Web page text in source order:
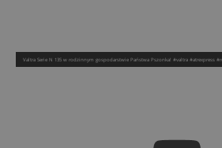
Valtra Serie N 135 w rodzinnym gospodarstwie Państwa Pszonka! #valtra #atrexpress